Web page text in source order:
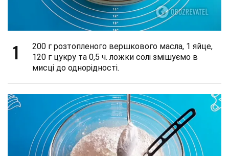
1
200 г розтопленого вершкового масла, 1 яйце,
120 г цукру та 0,5 ч. ложки солі змішуємо в
мисці до однорідності.